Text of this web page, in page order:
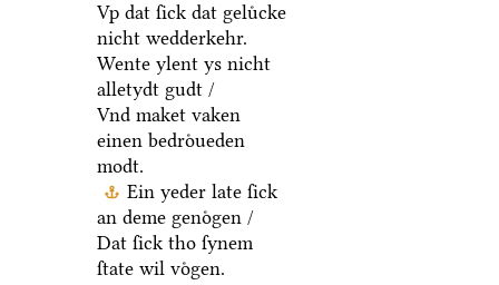
Vp dat ſick dat geluͤcke
nicht wedderkehr.
Wente ylent ys nicht
alletydt gudt /
Vnd maket vaken
einen bedroͤueden
modt.
Ein yeder late ſick
an deme genoͤgen /
Dat ſick tho ſynem
ſtate wil voͤgen.